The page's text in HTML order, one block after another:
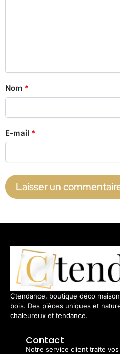
Nom *
E-mail *
Ctendance, boutique déco
bois. Des pièces uniques et
chaleureux et tendance.
Contact
Notre service client traite